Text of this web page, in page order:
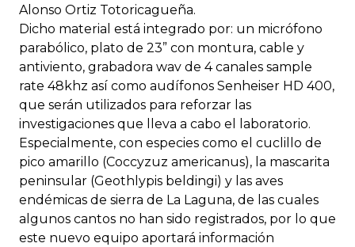
Alonso Ortiz Totoricagueña.
Dicho material está integrado por: un micrófono
parabólico, plato de 23” con montura, cable y
antiviento, grabadora wav de 4 canales sample
rate 48khz así como audífonos Senheiser HD 400,
que serán utilizados para reforzar las
investigaciones que lleva a cabo el laboratorio.
Especialmente, con especies como el cuclillo de
pico amarillo (Coccyzuz americanus), la mascarita
peninsular (Geothlypis beldingi) y las aves
endémicas de sierra de La Laguna, de las cuales
algunos cantos no han sido registrados, por lo que
este nuevo equipo aportará información